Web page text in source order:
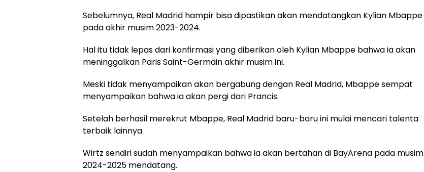
Sebelumnya, Real Madrid hampir bisa dipastikan akan mendatangkan Kylian Mbappe
pada akhir musim 2023-2024.
Hal itu tidak lepas dari konfirmasi yang diberikan oleh Kylian Mbappe bahwa ia akan
meninggalkan Paris Saint-Germain akhir musim ini.
Meski tidak menyampaikan akan bergabung dengan Real Madrid, Mbappe sempat
menyampaikan bahwa ia akan pergi dari Prancis.
Setelah berhasil merekrut Mbappe, Real Madrid baru-baru ini mulai mencari talenta
terbaik lainnya.
Wirtz sendiri sudah menyampaikan bahwa ia akan bertahan di BayArena pada musim
2024-2025 mendatang.